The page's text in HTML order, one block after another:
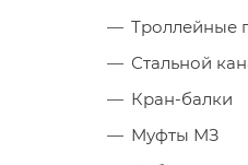
Троллейные
Стальной
Кран-балки
Муфты МЗ